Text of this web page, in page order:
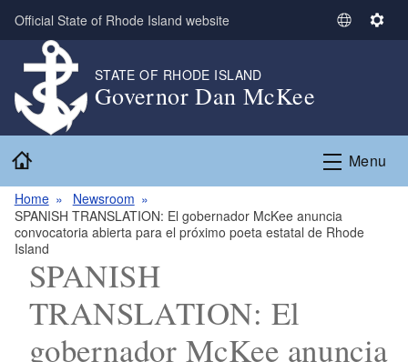
Skip to main content
Official State of Rhode Island website
S
t
L
u
S
n
g
STATE OF RHODE ISLAND
Governor Dan McKee
Menu
Home
Newsroom
SPANISH TRANSLATION: El gobernador McKee anuncia
convocatoria abierta para el próximo poeta estatal de Rhode
Island
SPANISH
TRANSLATION: El
gobernador McKee anuncia